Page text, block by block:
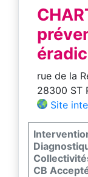
rue de la
28300 ST
Site
CB